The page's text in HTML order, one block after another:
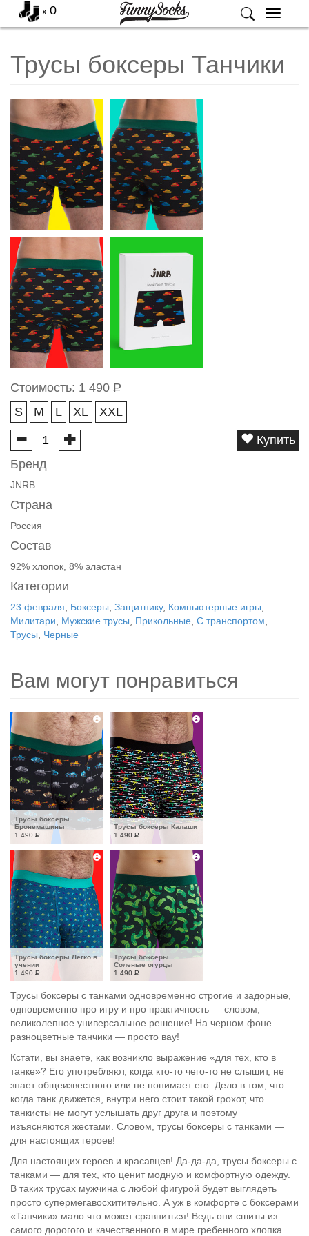
Меню
x 0
Трусы боксеры Танчики
Стоимость: 1 490 Р
S
M L XL XXL
Купить
Бренд
JNRB
Страна
Россия
Состав
92% хлопок, 8% эластан
Категории
23 февраля Боксеры Защитнику, Компьютерные игры
Милитари
Мужские трусы Прикольные С транспортом
Трусы
Черные
Вам могут понравиться
Трусы боксеры
Бронемашины
1 490 Р
Трусы боксеры Калаши
1 490 Р
Трусы боксеры Легко в
учении
1 490 Р
Трусы боксеры
Соленые огурцы
1 490 Р
Трусы боксеры с танками одновременно строгие и задорные,
одновременно про игру и про практичность — словом,
великолепное универсальное решение! На черном фоне
разноцветные танчики — просто вау!
Кстати, вы знаете, как возникло выражение «для тех, кто в
танке»? Его употребляют, когда кто-то чего-то не слышит, не
знает общеизвестного или не понимает его. Дело в том, что
когда танк движется, внутри него стоит такой грохот, что
танкисты не могут услышать друг друга и поэтому
изъясняются жестами. Словом, трусы боксеры с танками —
для настоящих героев!
Для настоящих героев и красавцев! Да-да-да, трусы боксеры с
танками — для тех, кто ценит модную и комфортную одежду.
В таких трусах мужчина с любой фигурой будет выглядеть
просто супермегавосхитительно. А уж в комфорте с боксерами
«Танчики» мало что может сравниться! Ведь они сшиты из
самого дорогого и качественного в мире гребенного хлопка